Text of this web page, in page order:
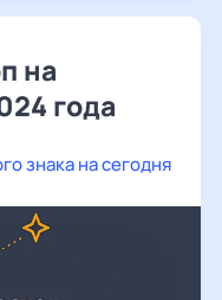
на
года
знака на сегодня